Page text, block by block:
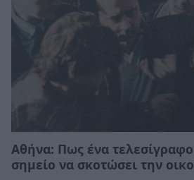
Αθήνα: Πως ένα
σημείο να σκοτώσει την